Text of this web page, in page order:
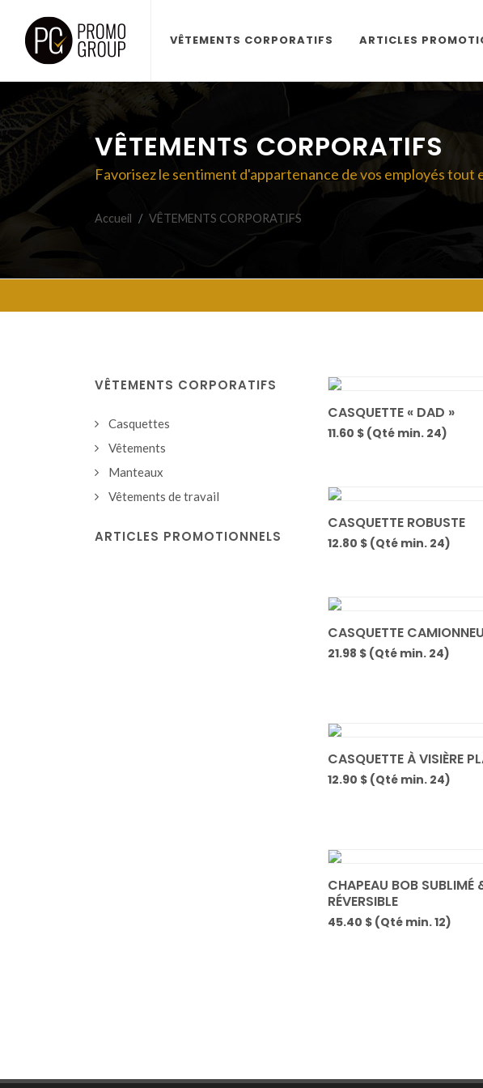
VÊTEMENTS CORPORATIFS ARTICLES
VÊTEMENTS CORPORATIFS
Favorisez le sentiment d'appartenance de vos employés tout
Accueil VÊTEMENTS CORPORATIFS
CASQUETTE « DAD »
11.60 $ (Qté min. 24)
CASQUETTE ROBUSTE
12.80 $ (Qté min. 24)
CASQUETTE
21.98 $ (Qté min. 24)
CASQUETTE À VISIÈRE
12.90 $ (Qté min. 24)
CHAPEAU BOB SUBLIMÉ
RÉVERSIBLE
45.40 $ (Qté min. 12)
VÊTEMENTS CORPORATIFS
Casquettes
Vêtements
Manteaux
Vêtements de travail
ARTICLES PROMOTIONNELS